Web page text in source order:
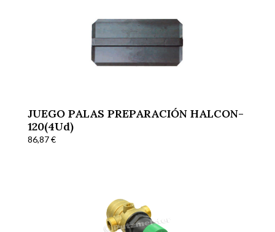
JUEGO PALAS PREPARACIÓN HALCON-
120(4Ud)
86,87€